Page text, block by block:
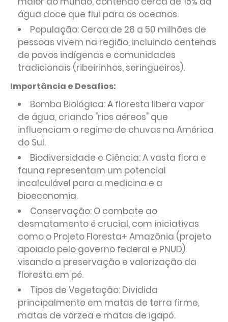
água doce que flui para os oceanos.
População: Cerca de 28 a 50 milhões de
pessoas vivem na região, incluindo centenas
de povos indígenas e comunidades
tradicionais (ribeirinhos, seringueiros).
Importância e Desafios:
Bomba Biológica: A floresta libera vapor
de água, criando "rios aéreos" que
influenciam o regime de chuvas na América
do Sul.
Biodiversidade e Ciência: A vasta flora e
fauna representam um potencial
incalculável para a medicina e a
bioeconomia.
Conservação: O combate ao
desmatamento é crucial, com iniciativas
como o Projeto Floresta+ Amazônia (projeto
apoiado pelo governo federal e PNUD)
visando a preservação e valorização da
floresta em pé.
Tipos de Vegetação: Dividida
principalmente em matas de terra firme,
matas de várzea e matas de igapó.